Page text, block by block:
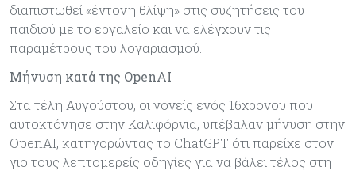
διαπιστωθεί «έντονη θλίψη» στις συζητήσεις του
παιδιού με το εργαλείο και να ελέγχουν τις
παραμέτρους του λογαριασμού.
Μήνυση κατά της OpenAI
Στα τέλη Αυγούστου, οι γονείς ενός 16χρονου που
αυτοκτόνησε στην Καλιφόρνια, υπέβαλαν μήνυση στην
OpenAI, κατηγορώντας το ChatGPT ότι παρείχε στον
γιο τους λεπτομερείς οδηγίες για να βάλει τέλος στη